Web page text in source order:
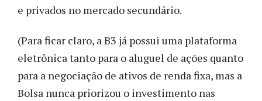
e privados no mercado secundário.
(Para ficar claro, a B3 já possui uma plataforma
eletrônica tanto para o aluguel de ações quanto
para a negociação de ativos de renda fixa, mas a
Bolsa nunca priorizou o investimento nas